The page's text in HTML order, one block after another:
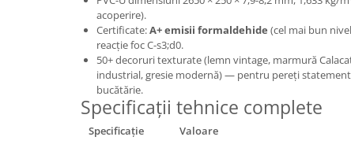
acoperire).
Certificate:A+ emisii formaldehide (cel mai bun
reacție foc C-s3;d0.
50+ decoruri texturate (lemn vintage, marmură
industrial, gresie modernă) — pentru pereți
bucătărie.
Specificații tehnice complete
Specificație
Valoare